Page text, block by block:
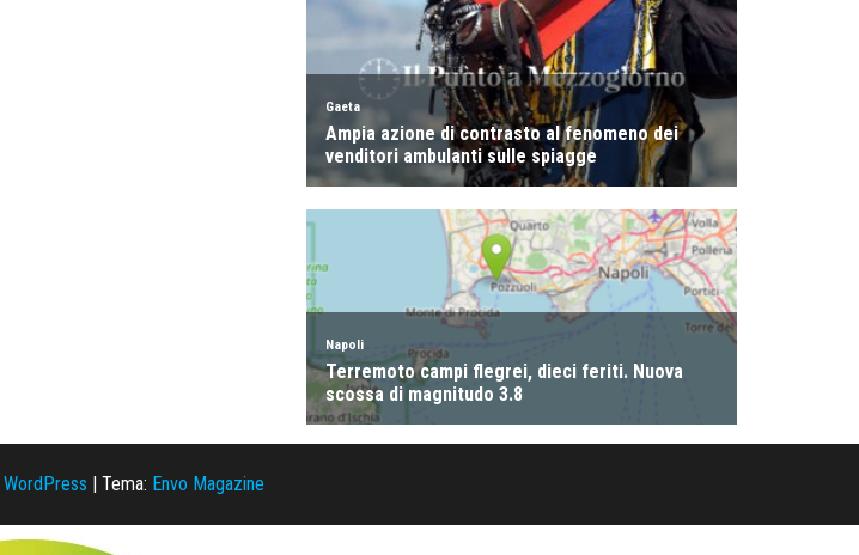
WordPress | Tema: Envo Magazine